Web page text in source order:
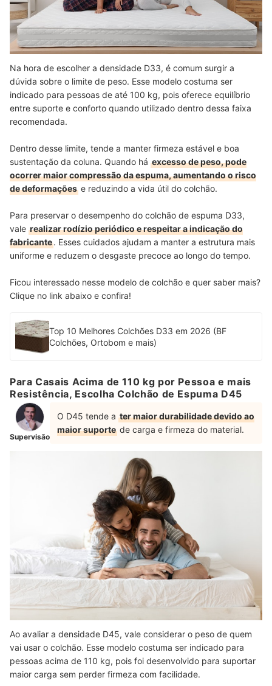
Na hora de escolher a densidade D33, é comum surgir a
dúvida sobre o limite de peso. Esse modelo costuma ser
indicado para pessoas de até 100 kg, pois oferece equilíbrio
entre suporte e conforto quando utilizado dentro dessa faixa
recomendada.
Dentro desse limite, tende a manter firmeza estável e boa
sustentação da coluna. Quando há excesso de peso, pode
ocorrer maior compressão da espuma, aumentando o risco
de deformações e reduzindo a vida útil do colchão.
Para preservar o desempenho do colchão de espuma D33,
vale realizar rodízio periódico e respeitar a indicação do
fabricante. Esses cuidados ajudam a manter a estrutura mais
uniforme e reduzem o desgaste precoce ao longo do tempo.
Ficou interessado nesse modelo de colchão e quer saber mais?
Clique no link abaixo e confira!
Top 10 Melhores Colchões D33 em 2026 (BF
Colchões, Ortobom e mais)
Para Casais Acima de 110 kg por Pessoa e mais
Resistência, Escolha Colchão de Espuma D45
Supervisão
O D45 tende a ter maior durabilidade devido ao
maior suporte de carga e firmeza do material.
Ao avaliar a densidade D45, vale considerar o peso de quem
vai usar o colchão. Esse modelo costuma ser indicado para
pessoas acima de 110 kg, pois foi desenvolvido para suportar
maior carga sem perder firmeza com facilidade.